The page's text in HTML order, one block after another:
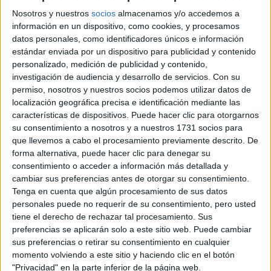
Nosotros y nuestros socios almacenamos y/o accedemos a
información en un dispositivo, como cookies, y procesamos
datos personales, como identificadores únicos e información
estándar enviada por un dispositivo para publicidad y contenido
personalizado, medición de publicidad y contenido,
investigación de audiencia y desarrollo de servicios. Con su
permiso, nosotros y nuestros socios podemos utilizar datos de
localización geográfica precisa e identificación mediante las
características de dispositivos. Puede hacer clic para otorgarnos
su consentimiento a nosotros y a nuestros 1731 socios para
que llevemos a cabo el procesamiento previamente descrito. De
forma alternativa, puede hacer clic para denegar su
consentimiento o acceder a información más detallada y
cambiar sus preferencias antes de otorgar su consentimiento.
Tenga en cuenta que algún procesamiento de sus datos
personales puede no requerir de su consentimiento, pero usted
tiene el derecho de rechazar tal procesamiento. Sus
preferencias se aplicarán solo a este sitio web. Puede cambiar
sus preferencias o retirar su consentimiento en cualquier
momento volviendo a este sitio y haciendo clic en el botón
"Privacidad" en la parte inferior de la página web.
Julio
Comunidad:
Valencia
Año del examen:
2013
Mes de examen:
Julio
Asignatura:
Economía de la Empresa
Fichero Examen:
ex-men-selectividad-econom-empresa-comunidad-valenciana-
2013-julio.pdf